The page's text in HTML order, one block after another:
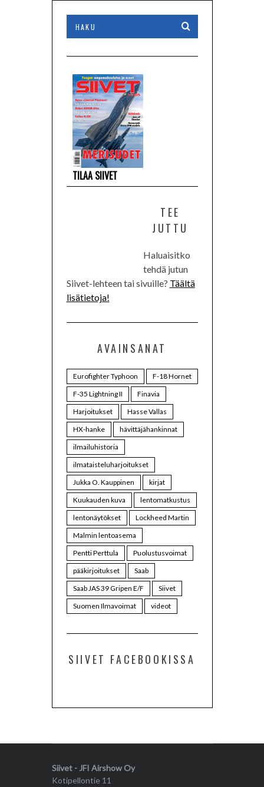
TILAA SIIVET
TEE
JUTTU
Haluaisitko
tehdä jutun
Siivet-lehteen tai sivuille? Täältä
lisätietoja!
AVAINSANAT
Eurofighter Typhoon
F-18 Hornet
F-35 Lightning II
Finavia
Harjoitukset
Hasse Vallas
HX-hanke
hävittäjähankinnat
ilmailuhistoria
ilmataisteluharjoitukset
Jukka O. Kauppinen
kirjat
Kuukauden kuva
lentomatkustus
lentonäytökset
Lockheed Martin
Malmin lentoasema
Pentti Perttula
Puolustusvoimat
pääkirjoitukset
Saab
Saab JAS 39 Gripen E/F
Siivet
Suomen Ilmavoimat
videot
SIIVET FACEBOOKISSA
Siivet - JFI Airshow Oy
Kotipellontie 11